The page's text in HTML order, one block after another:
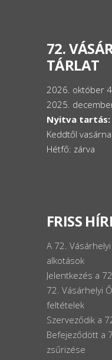
72.
TÁRLAT
2026. október
2025.
Nyitva tartás:
Keddtől
Hétfő: zárva
FRISS
A 72.
alkotások
Jelentkezés a
72. Vásárhelyi
feltételek
Szerveződik a
Befejeződött a
zsűrizése